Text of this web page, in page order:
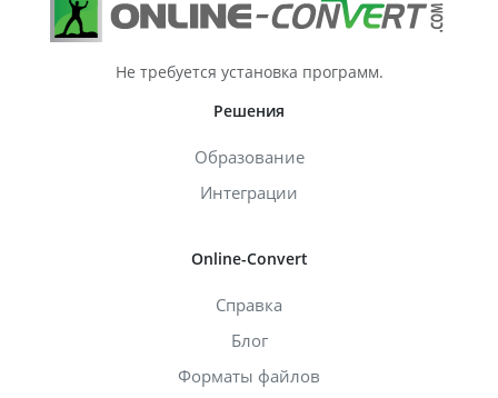
Не требуется установка программ.
Решения
Образование
Интеграции
Online-Convert
Справка
Блог
Форматы файлов